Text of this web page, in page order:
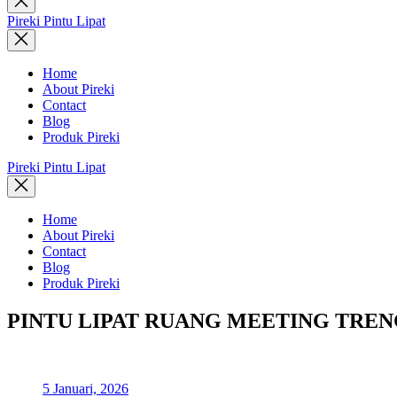
search
Pireki Pintu Lipat
Home
About Pireki
Contact
Blog
Produk Pireki
Pireki Pintu Lipat
Home
About Pireki
Contact
Blog
Produk Pireki
PINTU LIPAT RUANG MEETING
5 Januari, 2026